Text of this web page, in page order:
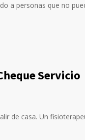
a personas que no
Servicio
de casa. Un